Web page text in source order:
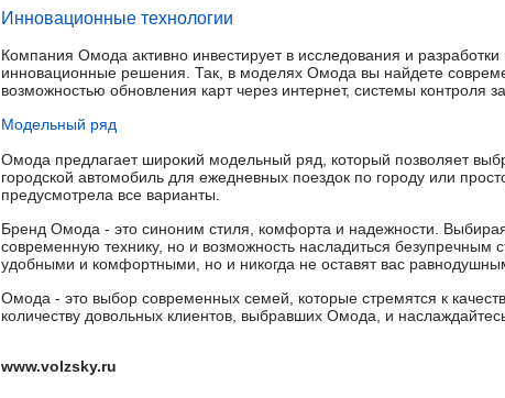
Инновационные технологии
Компания Омода активно инвестирует в исследования и
инновационные решения. Так, в моделях Омода вы найдете
возможностью обновления карт через интернет, системы контроля
Модельный ряд
Омода предлагает широкий модельный ряд, который позволяет
городской автомобиль для ежедневных поездок по городу или
предусмотрела все варианты.
Бренд Омода - это синоним стиля, комфорта и надежности.
современную технику, но и возможность насладиться безупречным
удобными и комфортными, но и никогда не оставят вас
Омода - это выбор современных семей, которые стремятся к
количеству довольных клиентов, выбравших Омода, и
www.volzsky.ru